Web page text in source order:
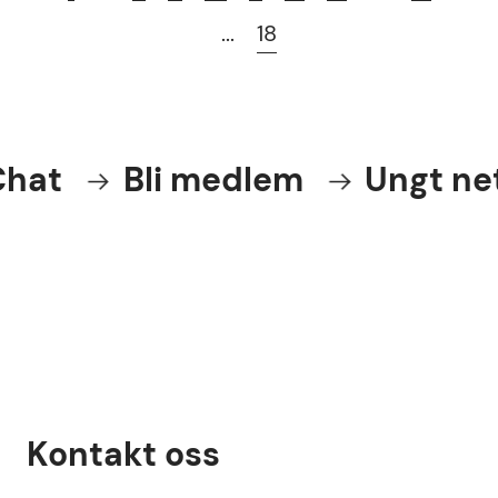
... 18
Bli medlem Ungt
Kontakt oss